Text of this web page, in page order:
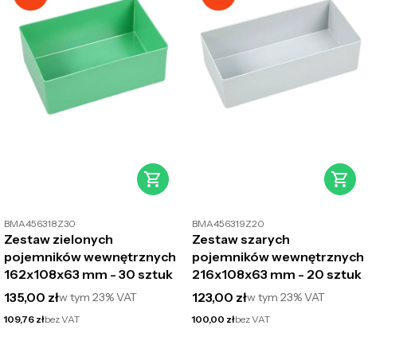
BMA456318Z30
Zestaw zielonych
pojemników wewnętrznych
162x108x63 mm - 30 sztuk
Cena brutto
135,00 złw tym23%VAT
Cena netto
109,76 złbez VAT
BMA456319Z20
Zestaw szarych
pojemników wewnętrznych
216x108x63 mm - 20 sztuk
Cena brutto
123,00 złw tym 23%VAT
Cena netto
100,00 złbez VAT